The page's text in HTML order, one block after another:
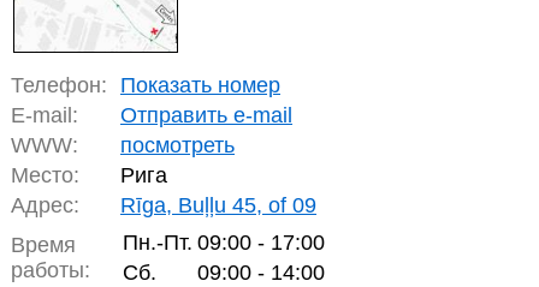
Телефон:
Показать номер
E-mail:
Отправить e-mail
WWW:
посмотреть
Место:
Рига
Адрес:
Rīga, Buļļu 45, of 09
Время
работы:
Пн.-Пт. 09:00 - 17:00
Сб.
09:00 - 14:00